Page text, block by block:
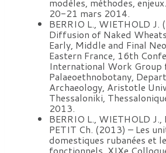
modèles, méthodes,
20-21 mars 2014.
BERRIO L., WIETHOLD J.
Diffusion of Naked
Early, Middle and Final
Eastern France, 16th
International Work Group
Palaeoethnobotany,
Archaeology, Aristotle
Thessaloniki,
2013.
BERRIO L., WIETHOLD J.,
PETIT Ch. (2013) – Les
domestiques rubanées et